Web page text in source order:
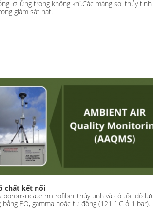
lơ lửng trong không khí.Các màng sợi thủy
giám sát hạt.
chất kết nối
microfiber thủy tinh và có tốc độ
EO, gamma hoặc tự động (121 ° C ở 1 bar).